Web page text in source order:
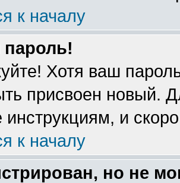
к началу
Хотя ваш
присвоен новый.
инструкциям, и
к началу
но не